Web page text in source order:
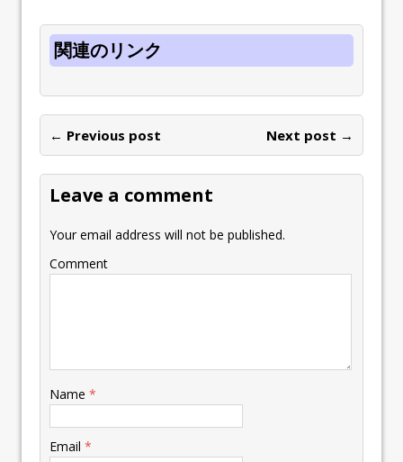
関連のリンク
← Previous post Next post →
Leave a comment
Your email address will not be published.
Comment
Name *
Email *